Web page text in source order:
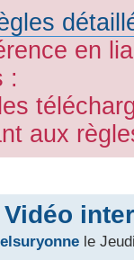
en
:
aux
Vidéo
le